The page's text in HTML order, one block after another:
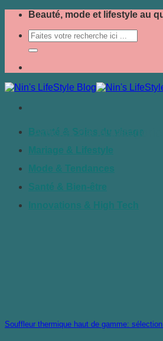
Passer
contenu
Beauté, mode et lifestyle au
Beauté & Soins du visage
Mariage & Lifestyle
Mode & Tendances
Santé & Bien-être
Innovations & High Tech
Souffleur thermique haut de gamme: